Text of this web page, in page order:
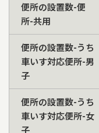
便所の設置数-便
所-共用
便所の設置数-うち
車いす対応便所-男
子
便所の設置数-うち
車いす対応便所-女
子